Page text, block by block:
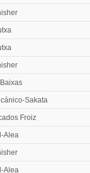
Sakata
Froiz
Alea
Alea